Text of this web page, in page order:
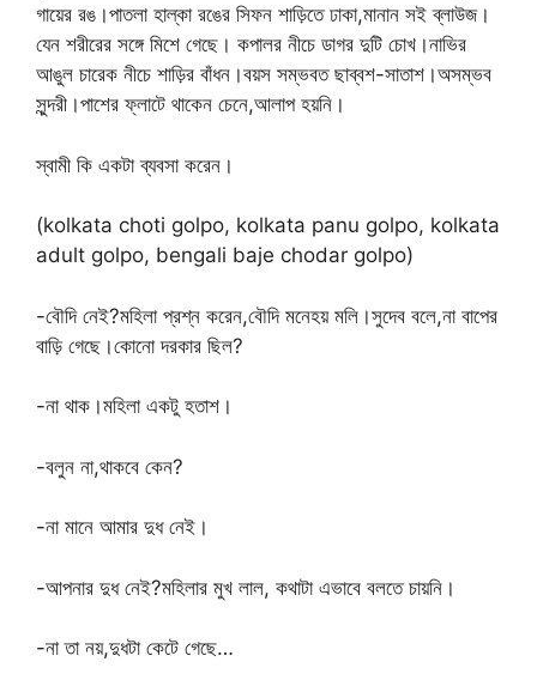
গায়ের রঙ।পাতলা হাল্কা রঙের সিফন শাড়িতে ঢাকা,মানান সই ব্লাউজ।
যেন শরীরের সঙ্গে মিশে গেছে। কপালর নীচে ডাগর দুটি চোখ।নাভির
আঙুল চারেক নীচে শাড়ির বাঁধন।বয়স সম্ভবত ছাব্বশ-সাতাশ।অসম্ভব
সুন্দরী।পাশের ফ্লাটে থাকেন চেনে,আলাপ হয়নি।
স্বামী কি একটা ব্যবসা করেন।
(kolkata choti golpo, kolkata panu golpo, kolkata
adult golpo, bengali baje chodar golpo)
-বৌদি নেই?মহিলা প্রশ্ন করেন,বৌদি মনেহয় মলি।সুদেব বলে,না বাপের
বাড়ি গেছে।কোনো দরকার ছিল?
-না থাক।মহিলা একটু হতাশ।
-বলুন না,থাকবে কেন?
-না মানে আমার দুধ নেই।
-আপনার দুধ নেই?মহিলার মুখ লাল, কথাটা এভাবে বলতে চায়নি।
-না তা নয়,দুধটা কেটে গেছে…